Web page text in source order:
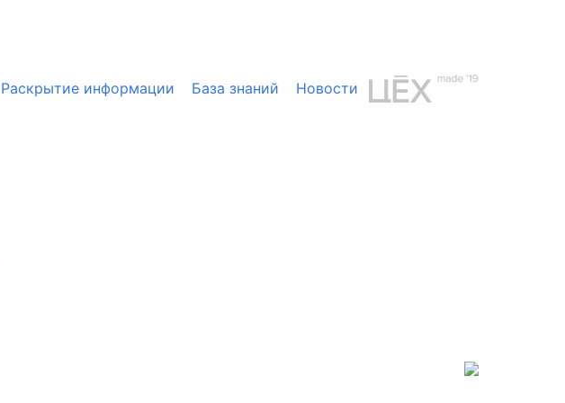
Раскрытие информации База знаний Новости